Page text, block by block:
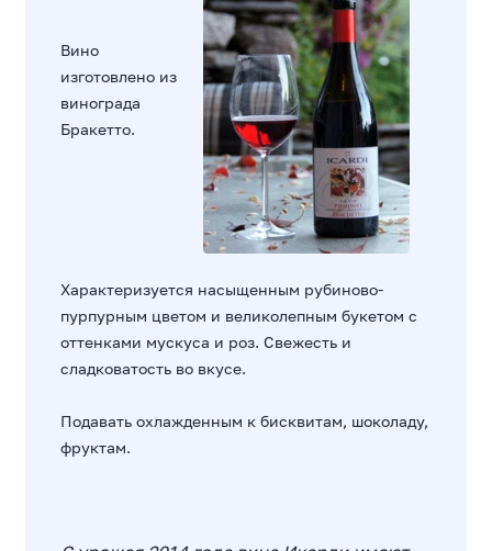
Вино
изготовлено из
винограда
Бракетто.
Характеризуется насыщенным рубиново-
пурпурным цветом и великолепным букетом с
оттенками мускуса и роз. Свежесть и
сладковатость во вкусе.
Подавать охлажденным к бисквитам, шоколаду,
фруктам.